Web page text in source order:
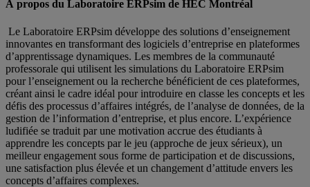
À propos du Laboratoire ERPsim de HEC Montréal
Le Laboratoire ERPsim développe des solutions d’enseignement
innovantes en transformant des logiciels d’entreprise en plateformes
d’apprentissage dynamiques. Les membres de la communauté
professorale qui utilisent les simulations du Laboratoire ERPsim
pour l’enseignement ou la recherche bénéficient de ces plateformes,
créant ainsi le cadre idéal pour introduire en classe les concepts et les
défis des processus d’affaires intégrés, de l’analyse de données, de la
gestion de l’information d’entreprise, et plus encore. L’expérience
ludifiée se traduit par une motivation accrue des étudiants à
apprendre les concepts par le jeu (approche de jeux sérieux), un
meilleur engagement sous forme de participation et de discussions,
une satisfaction plus élevée et un changement d’attitude envers les
concepts d’affaires complexes.